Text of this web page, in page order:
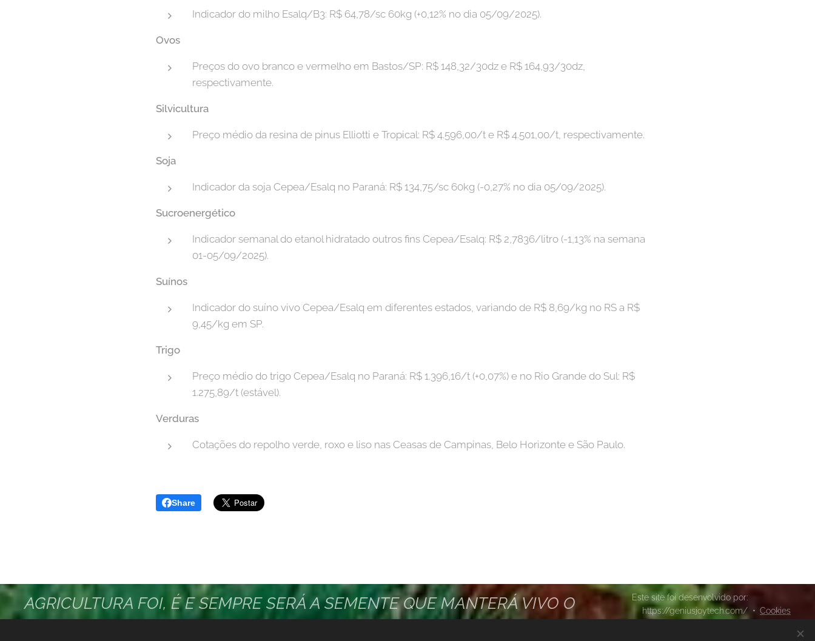
Indicador do milho Esalq/B3: R$ 64,78/sc 60kg (+0,12% no dia 05/09/2025).
Ovos
Preços do ovo branco e vermelho em Bastos/SP: R$ 148,32/30dz e R$ 164,93/30dz,
respectivamente.
Silvicultura
Preço médio da resina de pinus Elliotti e Tropical: R$ 4.596,00/t e R$ 4.501,00/t, respectivamente.
Soja
Indicador da soja Cepea/Esalq no Paraná: R$ 134,75/sc 60kg (-0,27% no dia 05/09/2025).
Sucroenergético
Indicador semanal do etanol hidratado outros fins Cepea/Esalq: R$ 2,7836/litro (-1,13% na semana
01-05/09/2025).
Suínos
Indicador do suíno vivo Cepea/Esalq em diferentes estados, variando de R$ 8,69/kg no RS a R$
9,45/kg em SP.
Trigo
Preço médio do trigo Cepea/Esalq no Paraná: R$ 1.396,16/t (+0,07%) e no Rio Grande do Sul: R$
1.275,89/t (estável).
Verduras
Cotações do repolho verde, roxo e liso nas Ceasas de Campinas, Belo Horizonte e São Paulo.
Share
AGRICULTURA FOI, É E SEMPRE SERÁ A SEMENTE QUE MANTERÁ VIVO O
Este site foi desenvolvido por:
https://geniusjoytech.com/
Cookies